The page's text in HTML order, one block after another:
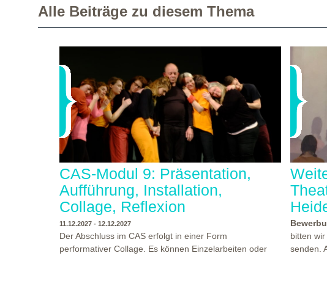
Alle Beiträge zu diesem Thema
CAS-Modul 9: Präsentation,
Aufführung, Installation,
Collage, Reflexion
11.12.2027 - 12.12.2027
Der Abschluss im CAS erfolgt in einer Form
performativer Collage. Es können Einzelarbeiten oder
bitten
senden.